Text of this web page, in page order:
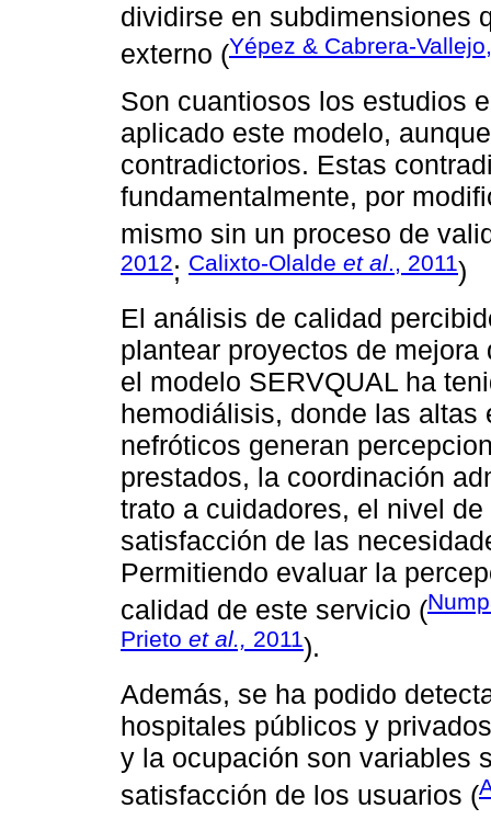
dividirse en subdimensiones
externo (Yépez & Cabrera-
Son cuantiosos los estudios
aplicado este modelo,
contradictorios. Estas
fundamentalmente, por
mismo sin un proceso de
2012; Calixto-Olalde et al., 2011)
El análisis de calidad
plantear proyectos de
el modelo SERVQUAL ha
hemodiálisis, donde las
nefróticos generan
prestados, la coordinación
trato a cuidadores, el nivel
satisfacción de las
Permitiendo evaluar la
calidad de este servicio (
Prieto et al., 2011).
Además, se ha podido
hospitales públicos y
y la ocupación son variables
satisfacción de los usuarios (